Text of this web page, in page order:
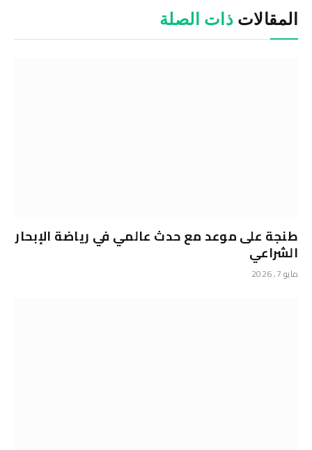
المقالات ذات الصلة
طنجة على موعد مع حدث عالمي في رياضة الإبحار
الشراعي
مايو 7, 2026